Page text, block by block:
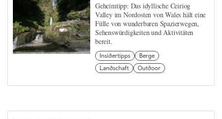
Geheimtipp: Das idyllische Ceiriog
Valley im Nordosten von Wales hält eine
Fülle von wunderbaren Spazierwegen,
Sehenswürdigkeiten und Aktivitäten
bereit.
Insidertipps
Berge
Landschaft
Outdoor